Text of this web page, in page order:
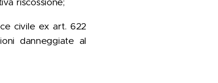
civile ex art. 622
danneggiate al